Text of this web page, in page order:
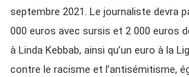
septembre 2021. Le journaliste devra
000 euros avec sursis et 2 000 euros
à Linda Kebbab, ainsi qu’un euro à la
contre le racisme et l’antisémitisme,